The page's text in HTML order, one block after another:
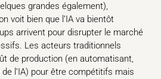
grandes également),
voit bien que l’IA va bientôt
arrivent pour disrupter le marché
Les acteurs traditionnels
de production (en automatisant,
l’IA) pour être compétitifs mais